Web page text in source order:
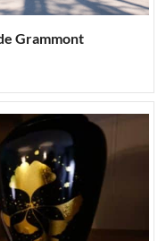
Grammont